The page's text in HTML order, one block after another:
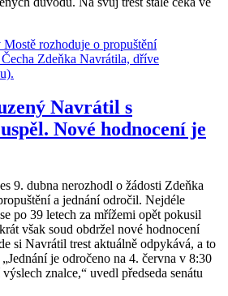
Navrátil s
Nové hodnocení je
9. dubna nerozhodl o žádosti Zdeňka
a jednání odročil. Nejdéle
po 39 letech za mřížemi opět pokusil
však soud obdržel nové hodnocení
si Navrátil trest aktuálně odpykává, a to
je odročeno na 4. června v 8:30
znalce,“ uvedl předseda senátu